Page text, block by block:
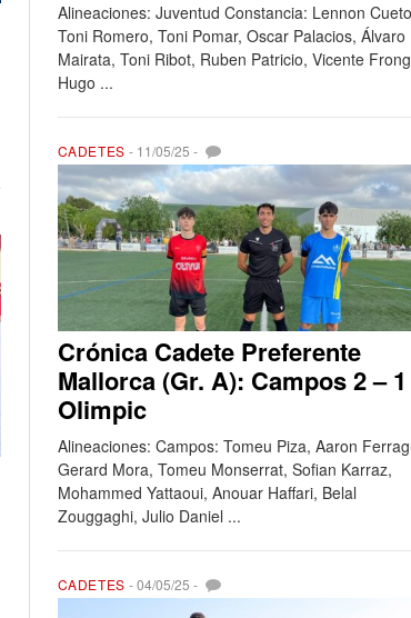
Alineaciones: Juventud Constancia: Lennon
Toni Romero, Toni Pomar, Oscar Palacios, Álvaro
Mairata, Toni Ribot, Ruben Patricio, Vicente
Hugo ...
CADETES - 11/05/25 -
Crónica Cadete Preferente
Mallorca (Gr. A): Campos 2 – 1
Olimpic
Alineaciones: Campos: Tomeu Piza, Aaron
Gerard Mora, Tomeu Monserrat, Sofian Karraz,
Mohammed Yattaoui, Anouar Haffari, Belal
Zouggaghi, Julio Daniel ...
CADETES -04/05/25 -